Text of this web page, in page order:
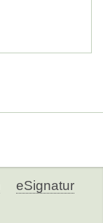
eSignatur